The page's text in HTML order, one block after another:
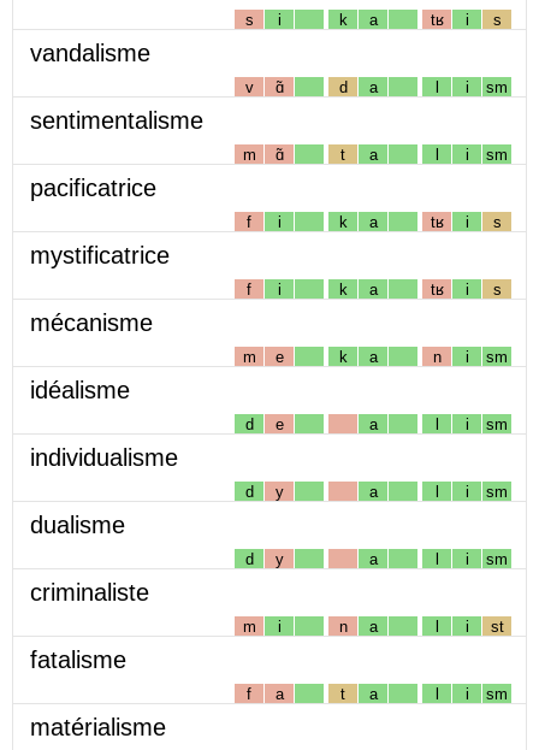
s i k a tʁ i s
vandalisme
v ɑ̃ d a l i sm
sentimentalisme
m ɑ̃ t a l i sm
pacificatrice
f i k a tʁ i s
mystificatrice
f i k a tʁ i s
mécanisme
m e k a n i sm
idéalisme
d e a l i sm
individualisme
d y a l i sm
dualisme
d y a l i sm
criminaliste
m i n a l i st
fatalisme
f a t a l i sm
matérialisme